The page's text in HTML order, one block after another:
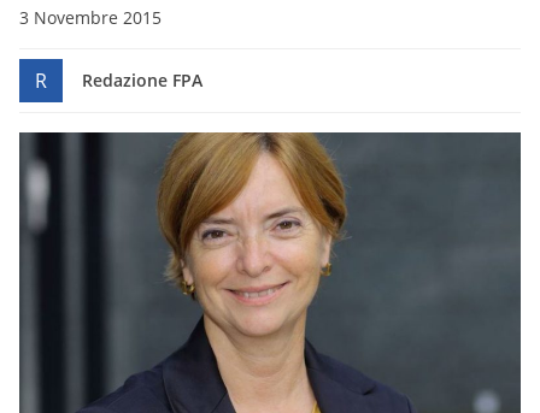
3 Novembre 2015
R Redazione FPA